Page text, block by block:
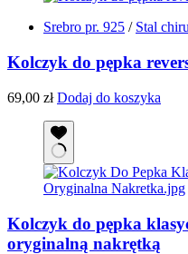
Srebro pr. 925 / Stal
Kolczyk do pępka
69,00 zł Dodaj do koszyka
Kolczyk do pępka
oryginalną nakrętką